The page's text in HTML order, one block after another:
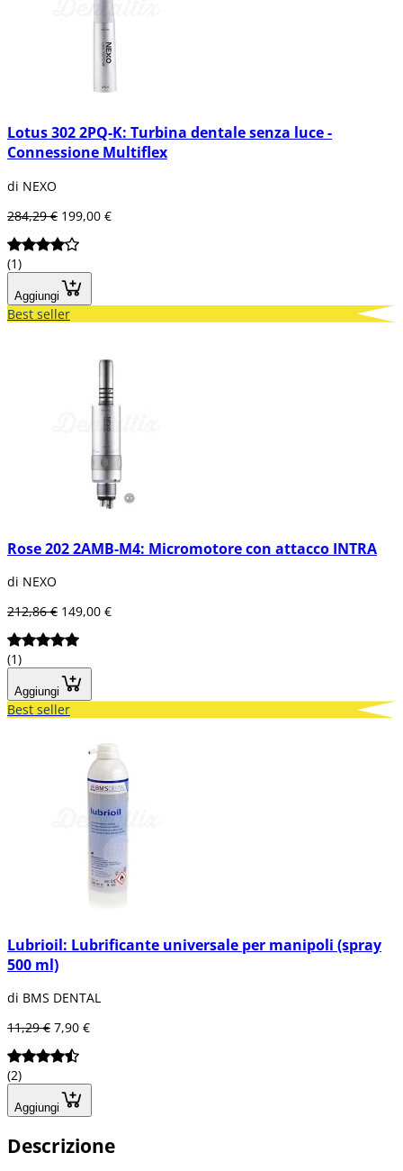
Lotus 302 2PQ-K: Turbina dentale senza luce -
Connessione Multiflex
di NEXO
284,29 € 199,00 €
(1)
Aggiungi
Best seller
Rose 202 2AMB-M4: Micromotore con attacco INTRA
di NEXO
212,86 € 149,00 €
(1)
Aggiungi
Best seller
Lubrioil: Lubrificante universale per manipoli (spray
500 ml)
di BMS DENTAL
11,29 € 7,90 €
(2)
Aggiungi
Descrizione